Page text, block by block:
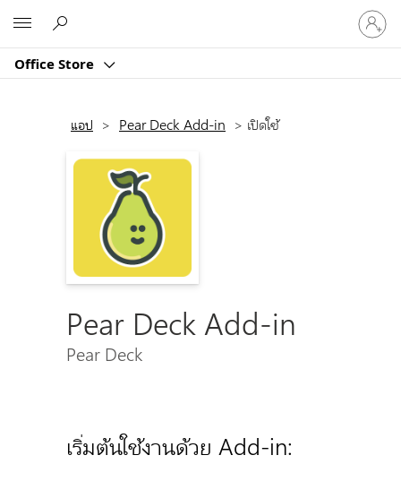
Office Store
ลงชื่อ
เข้า
บัญชี
แอป > Pear Deck Add-in > เปิดใช้
Pear Deck Add-in
Pear Deck
เริ่มต้นใช้งานด้วย Add-in: